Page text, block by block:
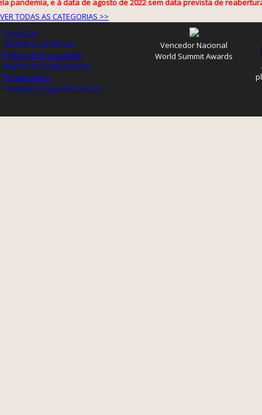
VER TODAS AS CATEGORIAS >>
Contactos
Termos e Condições
Política de Privacidade
Registo de Organizações
Testemunhos
Parcerias e Agradecimentos
Vencedor Nacional
World Summit Awards